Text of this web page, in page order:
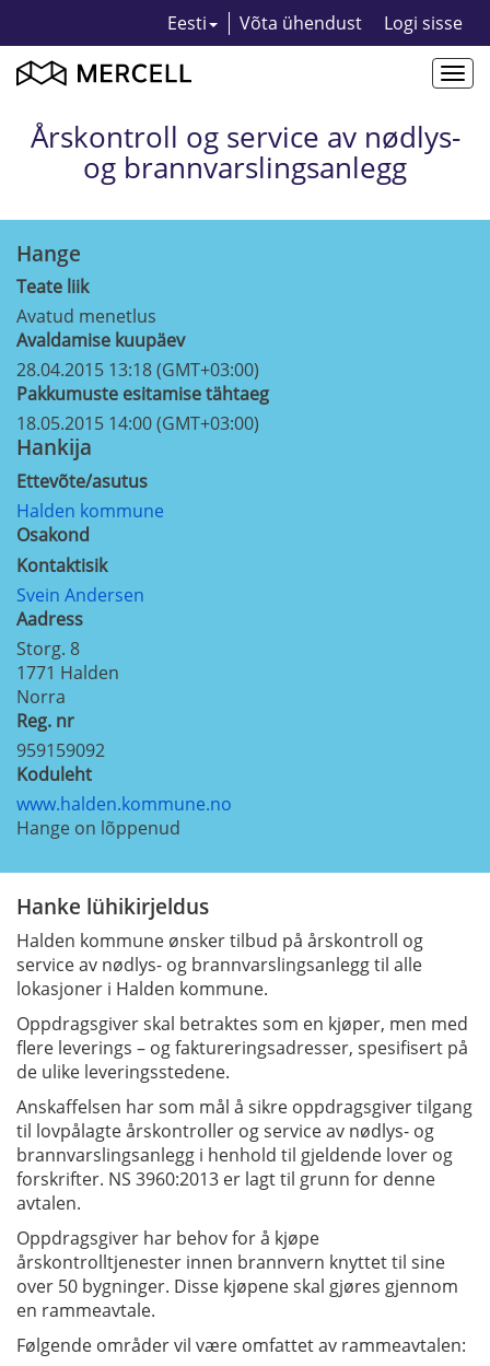
Eesti Võta ühendust Logi sisse
Årskontroll og service av nødlys-
og brannvarslingsanlegg
Hange
Teate liik
Avatud menetlus
Avaldamise kuupäev
28.04.2015 13:18 (GMT+03:00)
Pakkumuste esitamise tähtaeg
18.05.2015 14:00 (GMT+03:00)
Hankija
Ettevõte/asutus
Halden kommune
Osakond
Kontaktisik
Svein Andersen
Aadress
Storg. 8
1771 Halden
Norra
Reg. nr
959159092
Koduleht
www.halden.kommune.no
Hange on lõppenud
Hanke lühikirjeldus
Halden kommune ønsker tilbud på årskontroll og
service av nødlys- og brannvarslingsanlegg til alle
lokasjoner i Halden kommune.
Oppdragsgiver skal betraktes som en kjøper, men med
flere leverings – og faktureringsadresser, spesifisert på
de ulike leveringsstedene.
Anskaffelsen har som mål å sikre oppdragsgiver tilgang
til lovpålagte årskontroller og service av nødlys- og
brannvarslingsanlegg i henhold til gjeldende lover og
forskrifter. NS 3960:2013 er lagt til grunn for denne
avtalen.
Oppdragsgiver har behov for å kjøpe
årskontrolltjenester innen brannvern knyttet til sine
over 50 bygninger. Disse kjøpene skal gjøres gjennom
en rammeavtale.
Følgende områder vil være omfattet av rammeavtalen: